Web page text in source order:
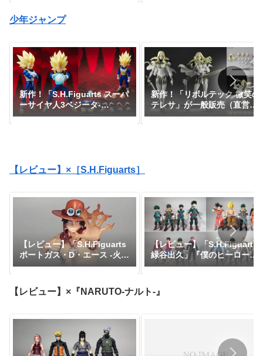
円｜発売日2026年11月予定
少年ジャンプ
新作！「S.H.Figuarts スーパ
ーサイヤ人3ベジータ-
DAIMA-」がプレミアムバン
新作！「リボルテック 微笑の
テレサ」が一般販売（直営店
限定特典あり）で登場！
【レビュー】×［S.H.Figuarts］
【レビュー】「S.H.Figuarts
ポートガス・D・エース -火
拳-」『ワンピース』
【レビュー】「S.H.Figuarts
緑谷出久」『僕のヒーローア
カデミア』
【レビュー】×『NARUTO-ナルト-』